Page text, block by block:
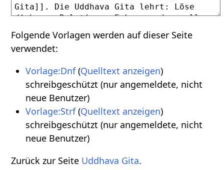
Folgende Vorlagen werden auf dieser Seite
verwendet:
Vorlage:Dnf(Quelltext anzeigen)
schreibgeschützt (nur angemeldete, nicht
neue Benutzer)
Vorlage:Strf(Quelltext anzeigen)
schreibgeschützt (nur angemeldete, nicht
neue Benutzer)
Zurück zur Seite Uddhava Gita.